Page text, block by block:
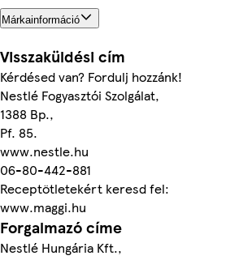
Márkainformáció
Visszaküldési cím
Kérdésed van? Fordulj hozzánk!
Nestlé Fogyasztói Szolgálat,
1388 Bp.,
Pf. 85.
www.nestle.hu
06-80-442-881
Receptötletekért keresd fel:
www.maggi.hu
Forgalmazó címe
Nestlé Hungária Kft.,